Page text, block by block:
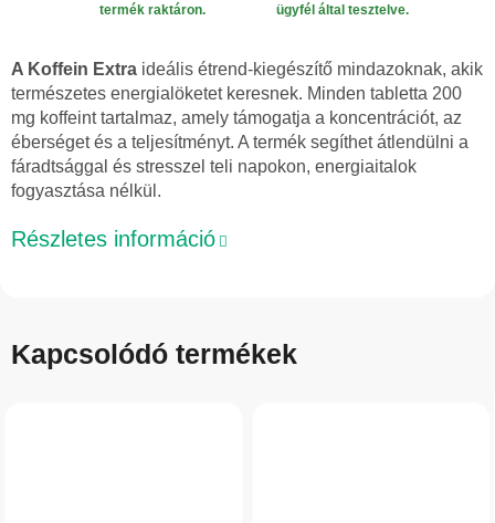
termék raktáron.
ügyfél által tesztelve.
A Koffein Extra ideális étrend-kiegészítő mindazoknak, akik
természetes energialöketet keresnek. Minden tabletta 200
mg koffeint tartalmaz, amely támogatja a koncentrációt, az
éberséget és a teljesítményt. A termék segíthet átlendülni a
fáradtsággal és stresszel teli napokon, energiaitalok
fogyasztása nélkül.
Részletes információ
Kapcsolódó termékek